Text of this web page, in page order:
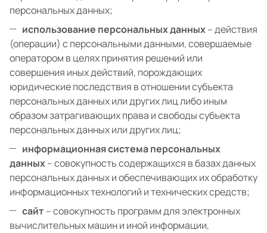
персональных данных;
использование персональных данных– действия
(операции) с персональными данными, совершаемые
оператором в целях принятия решений или
совершения иных действий, порождающих
юридические последствия в отношении субъекта
персональных данных или других лиц либо иным
образом затрагивающих права и свободы субъекта
персональных данных или других лиц;
информационная система персональных
данных– совокупность содержащихся в базах данных
персональных данных и обеспечивающих их обработку
информационных технологий и технических средств;
сайт – совокупность программ для электронных
вычислительных машин и иной информации,